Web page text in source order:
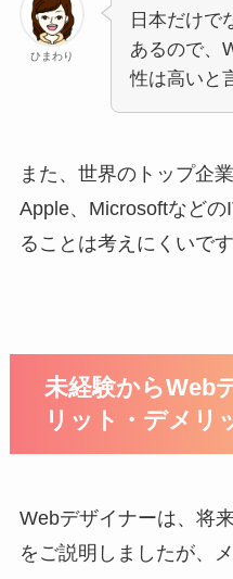
ひまわり
日本だけで
あるので、
性は高いと
また、世界のトップ企
Apple、Microsoftなど
ることは考えにくいです
未経験からWeb
リット・デメリ
Webデザイナーは、将
をご説明しましたが、